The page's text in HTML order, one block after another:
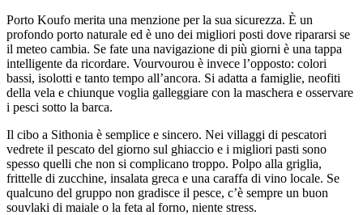
Porto Koufo merita una menzione per la sua sicurezza. È un
profondo porto naturale ed è uno dei migliori posti dove ripararsi se
il meteo cambia. Se fate una navigazione di più giorni è una tappa
intelligente da ricordare. Vourvourou è invece l’opposto: colori
bassi, isolotti e tanto tempo all’ancora. Si adatta a famiglie, neofiti
della vela e chiunque voglia galleggiare con la maschera e osservare
i pesci sotto la barca.
Il cibo a Sithonia è semplice e sincero. Nei villaggi di pescatori
vedrete il pescato del giorno sul ghiaccio e i migliori pasti sono
spesso quelli che non si complicano troppo. Polpo alla griglia,
frittelle di zucchine, insalata greca e una caraffa di vino locale. Se
qualcuno del gruppo non gradisce il pesce, c’è sempre un buon
souvlaki di maiale o la feta al forno, niente stress.